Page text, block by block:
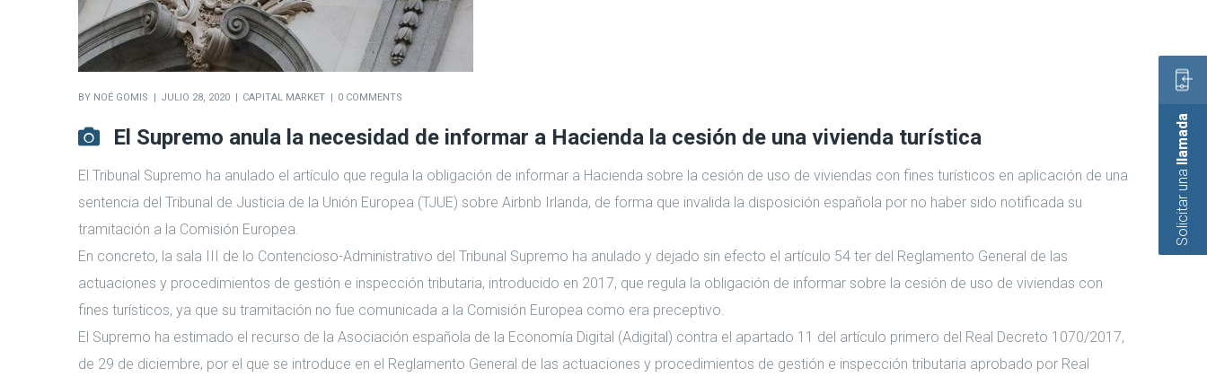
BY NOÉ GOMIS JULIO 28, 2020 CAPITAL MARKET 0 COMMENTS
El Supremo anula la necesidad de informar a Hacienda la cesión de una vivienda turística
El Tribunal Supremo ha anulado el artículo que regula la obligación de informar a Hacienda sobre la cesión de uso de viviendas con fines turísticos en aplicación de una
sentencia del Tribunal de Justicia de la Unión Europea (TJUE) sobre Airbnb Irlanda, de forma que invalida la disposición española por no haber sido notificada su
tramitación a la Comisión Europea.
En concreto, la sala III de lo Contencioso-Administrativo del Tribunal Supremo ha anulado y dejado sin efecto el artículo 54 ter del Reglamento General de las
actuaciones y procedimientos de gestión e inspección tributaria, introducido en 2017, que regula la obligación de informar sobre la cesión de uso de viviendas con
fines turísticos, ya que su tramitación no fue comunicada a la Comisión Europea como era preceptivo.
El Supremo ha estimado el recurso de la Asociación española de la Economía Digital (Adigital) contra el apartado 11 del artículo primero del Real Decreto 1070/2017,
de 29 de diciembre, por el que se introduce en el Reglamento General de las actuaciones y procedimientos de gestión e inspección tributaria aprobado por Real
Solicitar una
llamada